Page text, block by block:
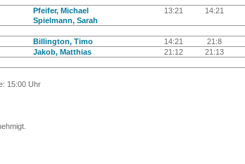
Pfeifer, Michael
Spielmann, Sarah
13:21 14:21
Billington, Timo 14:21 21:8
Jakob, Matthias 21:12 21:13
15:00 Uhr